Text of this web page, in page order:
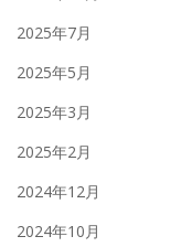
2025年7月
2025年5月
2025年3月
2025年2月
2024年12月
2024年10月